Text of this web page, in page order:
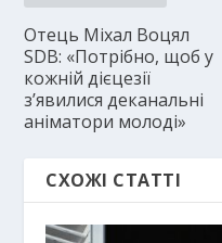
Отець Міхал Воцял
SDB: «Потрібно, щоб у
кожній дієцезії
з’явилися деканальні
аніматори молоді»
СХОЖІ СТАТТІ